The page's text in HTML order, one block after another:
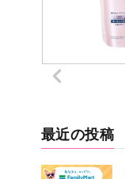
最近の投稿